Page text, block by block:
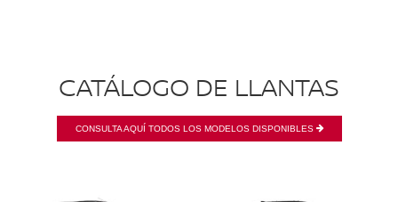
CATÁLOGO DE LLANTAS
CONSULTA AQUÍ TODOS LOS MODELOS DISPONIBLES